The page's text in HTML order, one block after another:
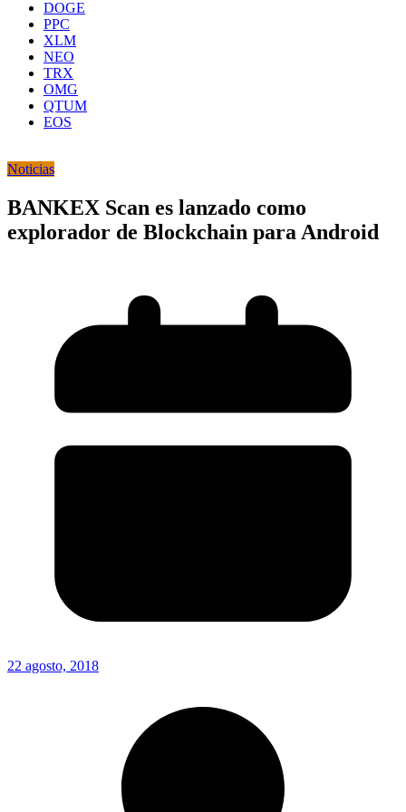
DOGE
PPC
XLM
NEO
TRX
OMG
QTUM
EOS
Noticias
BANKEX Scan es lanzado como
explorador de Blockchain para Android
22 agosto, 2018